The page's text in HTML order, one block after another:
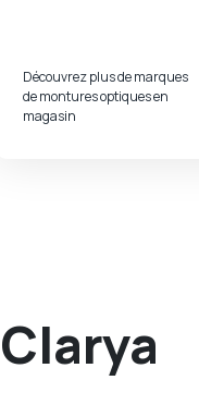
Découvrez plus de marques
de montures optiques en
magasin
Clarya